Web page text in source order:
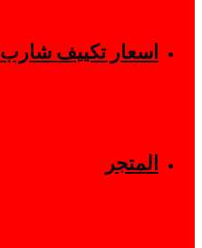
اسعار تكييف شارب
المتجر